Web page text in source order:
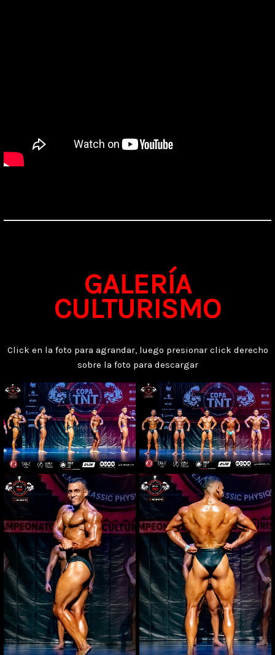
GALERÍA
CULTURISMO
Click en la foto para agrandar, luego presionar click derecho
sobre la foto para descargar